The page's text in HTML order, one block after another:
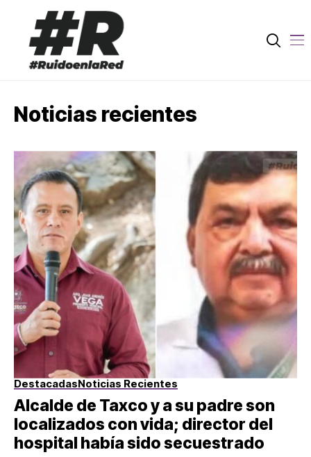
Noticias recientes
DestacadasNoticias Recientes
Alcalde de Taxco y a su padre son
localizados con vida; director del
hospital había sido secuestrado